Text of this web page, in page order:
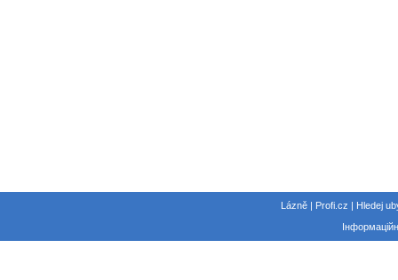
Lázně | Profi.cz | Hledej